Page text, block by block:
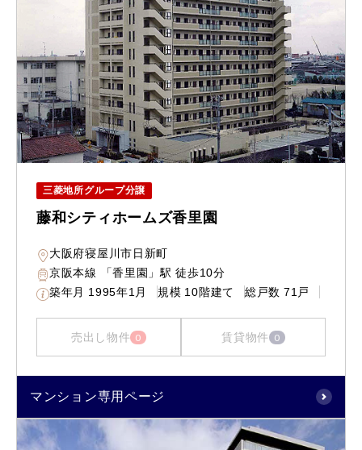
三菱地所グループ分譲
藤和シティホームズ香里園
大阪府寝屋川市日新町
京阪本線 「香里園」駅 徒歩10分
築年月 1995年1月 規模 10階建て 総戸数 71戸
売出し物件 0 賃貸物件 0
マンション専用ページ